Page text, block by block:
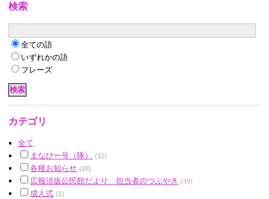
検索
全ての語
いずれかの語
フレーズ
カテゴリ
全て
まなびー号（隊）
(32)
各種お知らせ (28)
広報須坂公民館だより 担当者のつぶやき (49)
成人式 (1)